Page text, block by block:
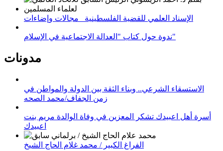
الإسناد العلمي للقضية الفلسطينية_ مجالات وإضاءات
ندوة حول كتاب "العدالة الاجتماعية في الإسلام"
مدونات
الاستسقاء الشرعي.. وبناء الثقة بين الدولة والمواطن في
زمن الجفاف/محمد الصحه
أسرة أهل اعبيدك تشكر المعزين في وفاة الوالدة مريم بنت
اعبيدك
الفراغ الكبير / محمد غلام الحاج الشيخ